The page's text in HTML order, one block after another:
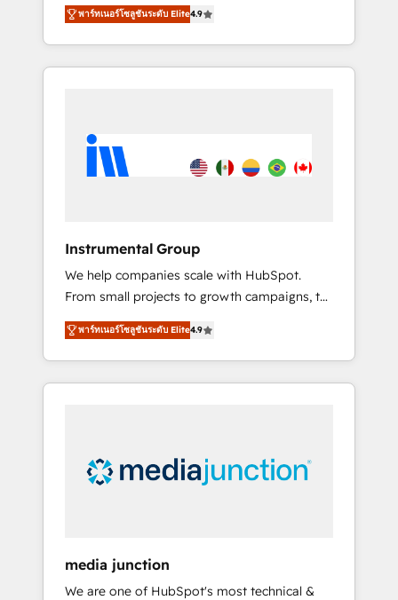
HubSpot. The fastest-growing tech-enabler &
facilitator, MakeWebBetter, hands you the
blend of HubSpot expertise & eminent
HubSpot experience 🤝HubSpot Premier
Integration partner 🤝Google Premier Partner
Harnessing the full potential of the powerful
HubSpot CRM. ✔️A team of HubSpot experts
backed by over 10+ years of HubSpot
experience ✔️Flexible pricing models —
Hourly-fee (assigned one Dedicated
HubSpot Admin); Monthly-fee (HubSpot
Admin + Project Manager); and Fixed Project
bundle services. Connect with us today!
พาร์ทเนอร์โซลูชันระดับ Elite4.9
Instrumental Group
We help companies scale with HubSpot.
From small projects to growth campaigns, to
CRM and websites. Hire an agency that's
experienced in every inch of HubSpot and
willing to work hand-in-hand with your team
to simplify the complex and build a better
พาร์ทเนอร์โซลูชันระดับ Elite4.9
media junction
We are one of HubSpot's most technical &